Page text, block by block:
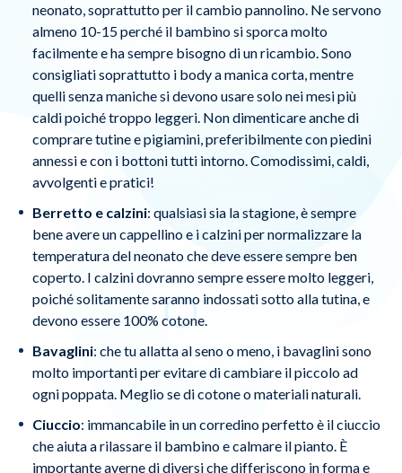
neonato, soprattutto per il cambio pannolino. Ne servono
almeno 10-15 perché il bambino si sporca molto
facilmente e ha sempre bisogno di un ricambio. Sono
consigliati soprattutto i body a manica corta, mentre
quelli senza maniche si devono usare solo nei mesi più
caldi poiché troppo leggeri. Non dimenticare anche di
comprare tutine e pigiamini, preferibilmente con piedini
annessi e con i bottoni tutti intorno. Comodissimi, caldi,
avvolgenti e pratici!
Berretto e calzini: qualsiasi sia la stagione, è sempre
bene avere un cappellino e i calzini per normalizzare la
temperatura del neonato che deve essere sempre ben
coperto. I calzini dovranno sempre essere molto leggeri,
poiché solitamente saranno indossati sotto alla tutina, e
devono essere 100% cotone.
Bavaglini: che tu allatta al seno o meno, i bavaglini sono
molto importanti per evitare di cambiare il piccolo ad
ogni poppata. Meglio se di cotone o materiali naturali.
Ciuccio: immancabile in un corredino perfetto è il ciuccio
che aiuta a rilassare il bambino e calmare il pianto. È
importante averne di diversi che differiscono in forma e